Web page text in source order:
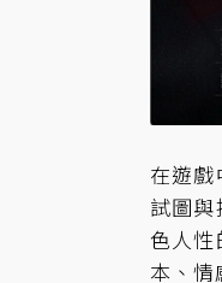
在遊
試圖
色人
本、情